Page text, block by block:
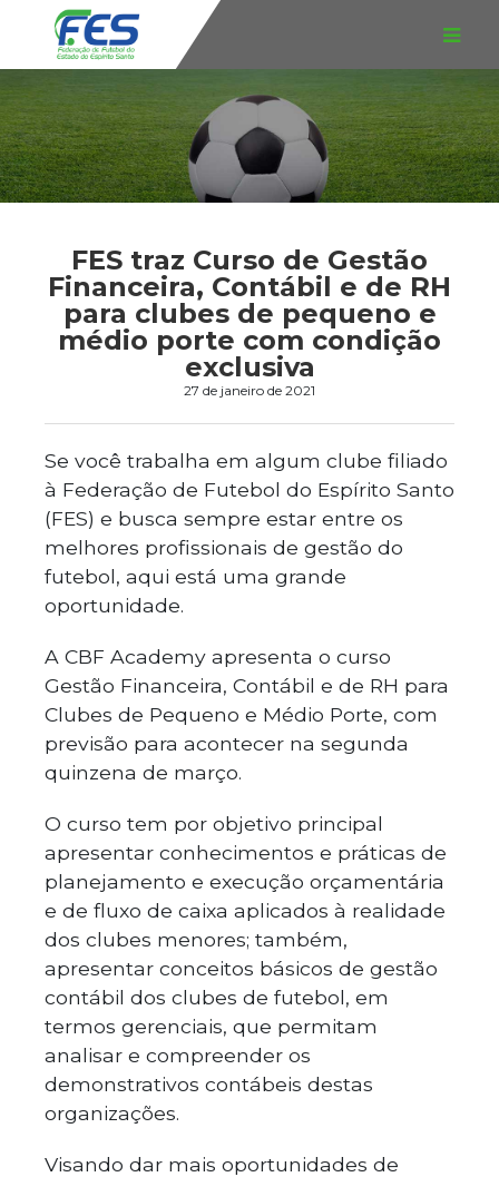
FES traz Curso de Gestão
Financeira, Contábil e de RH
para clubes de pequeno e
médio porte com condição
exclusiva
27 de janeiro de 2021
Se você trabalha em algum clube filiado
à Federação de Futebol do Espírito Santo
(FES) e busca sempre estar entre os
melhores profissionais de gestão do
futebol, aqui está uma grande
oportunidade.
A CBF Academy apresenta o curso
Gestão Financeira, Contábil e de RH para
Clubes de Pequeno e Médio Porte, com
previsão para acontecer na segunda
quinzena de março.
O curso tem por objetivo principal
apresentar conhecimentos e práticas de
planejamento e execução orçamentária
e de fluxo de caixa aplicados à realidade
dos clubes menores; também,
apresentar conceitos básicos de gestão
contábil dos clubes de futebol, em
termos gerenciais, que permitam
analisar e compreender os
demonstrativos contábeis destas
organizações.
Visando dar mais oportunidades de